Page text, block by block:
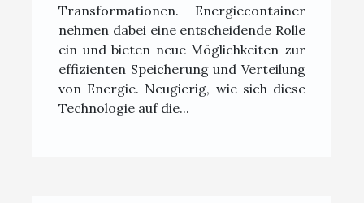
Transformationen. Energiecontainer
nehmen dabei eine entscheidende Rolle
ein und bieten neue Möglichkeiten zur
effizienten Speicherung und Verteilung
von Energie. Neugierig, wie sich diese
Technologie auf die...